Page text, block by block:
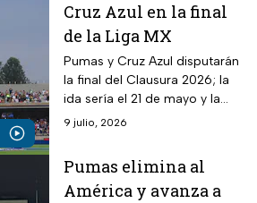
Cruz Azul en la final
de la Liga MX
Pumas y Cruz Azul disputarán
la final del Clausura 2026; la
ida sería el 21 de mayo y la
vuelta el 24 en CU.
9 julio, 2026
Pumas elimina al
América y avanza a